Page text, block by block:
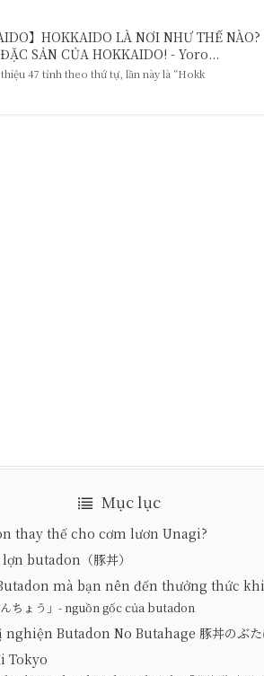
】HOKKAIDO LÀ NƠI NHƯ THẾ
SẢN CỦA HOKKAIDO! - Yoro...
47 tỉnh theo thứ tự, lần này là “Hokk
Mục lục
thay thế cho cơm lươn Unagi?
butadon（豚丼）
mà bạn nên đến thưởng thức
ちょう」- nguồn gốc của butadon
Butadon No Butahage 豚丼のぶた
Tokyo